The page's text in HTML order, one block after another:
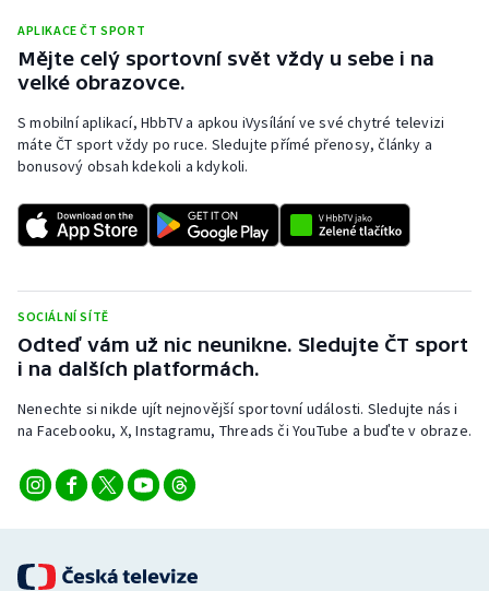
Rychlostní kanoistika
Short track
Stolní tenis
Triatlon
Veslování
Vodní slalom
Ostatní
APLIKACE ČT SPORT
Mějte celý sportovní svět vždy u sebe i na
velké obrazovce.
S mobilní aplikací, HbbTV a apkou iVysílání ve své chytré televizi
máte ČT sport vždy po ruce. Sledujte přímé přenosy, články a
bonusový obsah kdekoli a kdykoli.
SOCIÁLNÍ SÍTĚ
Odteď vám už nic neunikne. Sledujte ČT sport
i na dalších platformách.
Nenechte si nikde ujít nejnovější sportovní události. Sledujte nás i
na Facebooku, X, Instagramu, Threads či YouTube a buďte v obraze.